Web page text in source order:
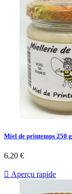
Miel de printemps 250 g
6,20 €
 Aperçu rapide